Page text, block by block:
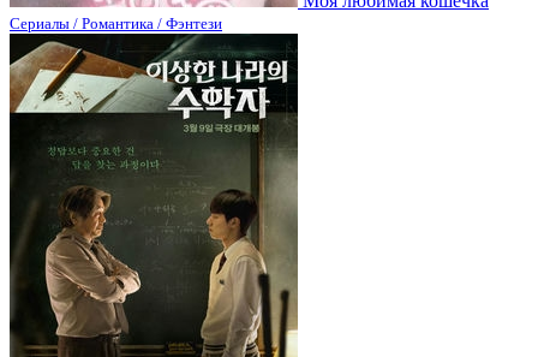
Сериалы / Романтика / Фэнтези